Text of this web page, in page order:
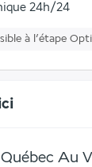
24h/24
à l’étape
Au